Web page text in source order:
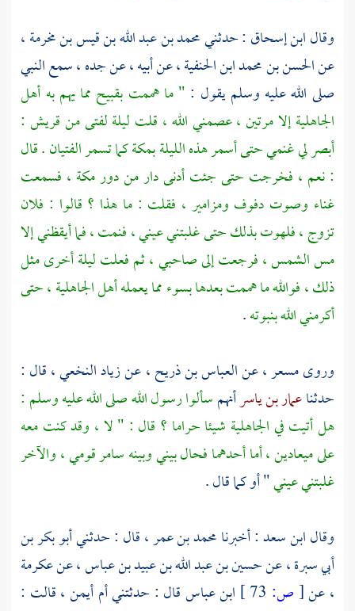
وقالابن إسحاق : حدثنيمحمد بن عبد الله بن قيس بن مخرمة ،
عنالحسن بن محمد ابن الحنفية ،عن أبيه ، عن جده ، سمع النبي
صلى الله عليه وسلم يقول : " ما هممت بقبيح مما يهم به أهل
الجاهلية إلا مرتين ، عصمني الله ، قلت ليلة لفتى منقريش :
أبصر لي غنمي حتى أسمر هذه الليلةبمكةكما تسمر الفتيان . قال
: نعم ، فخرجت حتى جئت أدنى دار من دورمكة ، فسمعت
غناء وصوت دفوف ومزامير ، فقلت : ما هذا ؟ قالوا : فلان
تزوج ، فلهوت بذلك حتى غلبتني عيني ، فنمت ، فما أيقظني إلا
مس الشمس ، فرجعت إلى صاحبي ، ثم فعلت ليلة أخرى مثل
ذلك ، فوالله ما هممت بعدها بسوء مما يعمله أهل الجاهلية ، حتى
أكرمني الله بنبوته.
وروىمسعر ،عنالعباس بن ذريح ،عنزياد النخعي ،قال :
حدثناعمار بن ياسرأنهمسألوا رسول الله صلى الله عليه وسلم :
هل أتيت في الجاهلية شيئا حراما ؟ قال : " لا ، وقد كنت معه
على ميعادين ، أما أحدهما فحال بيني وبينه سامر قومي ، والآخر
غلبتني عيني" أو كما قال .
وقالابن سعد: أخبرنامحمد بن عمر ،قال : حدثنيأبو بكر بن
أبي سبرة ،عنحسين بن عبد الله بن عبيد بن عباس ،عنعكرمة
،عن[ص: ابن عباسقال : حدثتنيأم أيمن ،قالت :